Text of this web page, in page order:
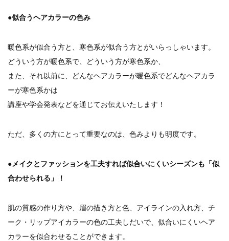
●似合うヘアカラーの色み
暖色系が似合う方と、寒色系が似合う方とがいらっしゃいます。
どういう方が暖色系で、どういう方が寒色系か、
また、それ以前に、どんなヘアカラーが暖色系でどんなヘアカラ
ーが寒色系かは
講座や学会発表などを通じてお伝えいたします！
ただ、多くの方にとって重要なのは、色みよりも明度です。
●メイクとファッションを工夫すれば似合いにくいシーズンも「似
合わせられる」！
肌の質感の作り方や、眉の描き方と色、アイラインの入れ方、チ
ーク・リップアイカラーの色の工夫しだいで、似合いにくいヘア
カラーを似合わせることができます。